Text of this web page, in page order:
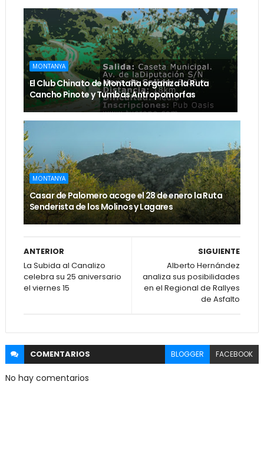
MONTANYA
El Club Chinato de Montaña organiza la Ruta
Cancho Pinote y Tumbas Antropomorfas
MONTANYA
Casar de Palomero acoge el 28 de enero la Ruta
Senderista de los Molinos y Lagares
SIGUIENTE
Alberto Hernández
analiza sus posibilidades
en el Regional de Rallyes
de Asfalto
ANTERIOR
La Subida al Canalizo
celebra su 25 aniversario
el viernes 15
COMENTARIOS BLOGGER FACEBOOK
No hay comentarios